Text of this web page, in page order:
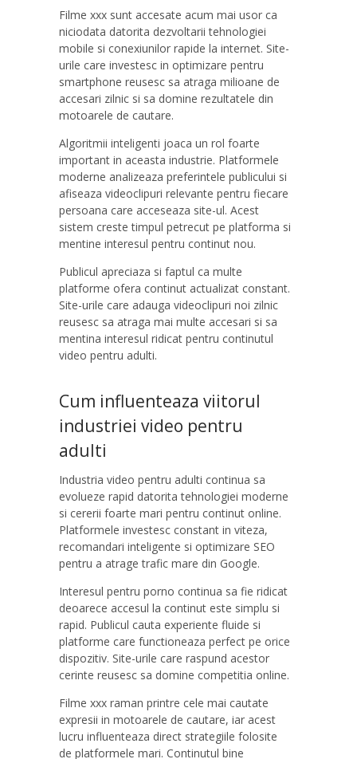
Filme xxx sunt accesate acum mai usor ca
niciodata datorita dezvoltarii tehnologiei
mobile si conexiunilor rapide la internet. Site-
urile care investesc in optimizare pentru
smartphone reusesc sa atraga milioane de
accesari zilnic si sa domine rezultatele din
motoarele de cautare.
Algoritmii inteligenti joaca un rol foarte
important in aceasta industrie. Platformele
moderne analizeaza preferintele publicului si
afiseaza videoclipuri relevante pentru fiecare
persoana care acceseaza site-ul. Acest
sistem creste timpul petrecut pe platforma si
mentine interesul pentru continut nou.
Publicul apreciaza si faptul ca multe
platforme ofera continut actualizat constant.
Site-urile care adauga videoclipuri noi zilnic
reusesc sa atraga mai multe accesari si sa
mentina interesul ridicat pentru continutul
video pentru adulti.
Cum influenteaza viitorul
industriei video pentru
adulti
Industria video pentru adulti continua sa
evolueze rapid datorita tehnologiei moderne
si cererii foarte mari pentru continut online.
Platformele investesc constant in viteza,
recomandari inteligente si optimizare SEO
pentru a atrage trafic mare din Google.
Interesul pentru porno continua sa fie ridicat
deoarece accesul la continut este simplu si
rapid. Publicul cauta experiente fluide si
platforme care functioneaza perfect pe orice
dispozitiv. Site-urile care raspund acestor
cerinte reusesc sa domine competitia online.
Filme xxx raman printre cele mai cautate
expresii in motoarele de cautare, iar acest
lucru influenteaza direct strategiile folosite
de platformele mari. Continutul bine